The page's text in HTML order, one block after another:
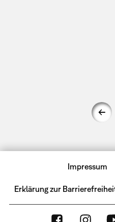
Impressum
Erklärung zur